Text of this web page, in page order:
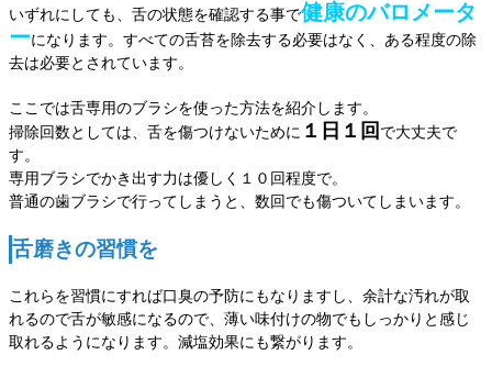
いずれにしても、舌の状態を確認する事で健康のバロメータ
ーになります。すべての舌苔を除去する必要はなく、ある程度の除
去は必要とされています。
ここでは舌専用のブラシを使った方法を紹介します。
掃除回数としては、舌を傷つけないために １日１回 で大丈夫で
す。
専用ブラシでかき出す力は優しく１０回程度で。
普通の歯ブラシで行ってしまうと、数回でも傷ついてしまいます。
舌磨きの習慣を
これらを習慣にすれば口臭の予防にもなりますし、余計な汚れが取
れるので舌が敏感になるので、薄い味付けの物でもしっかりと感じ
取れるようになります。減塩効果にも繋がります。